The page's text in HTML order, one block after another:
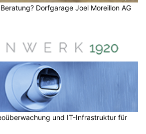
Dorfgarage Joel Moreillon AG
und IT-Infrastruktur für